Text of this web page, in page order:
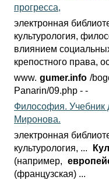
прогресса,
электронная
культурология,
влиянием
крепостного права,
www. gumer.info /
Panarin/09.php - -
Философия. Учебник
Миронова.
электронная
культурология, ...
(например,
(французская) ...